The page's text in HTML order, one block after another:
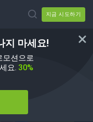
지금 시도하기
지 마세요!
모션으로
요. 30%